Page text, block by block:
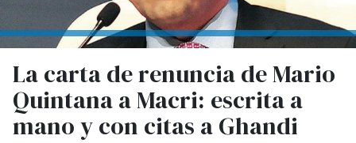
La carta de renuncia de Mario
Quintana a Macri: escrita a
mano y con citas a Ghandi